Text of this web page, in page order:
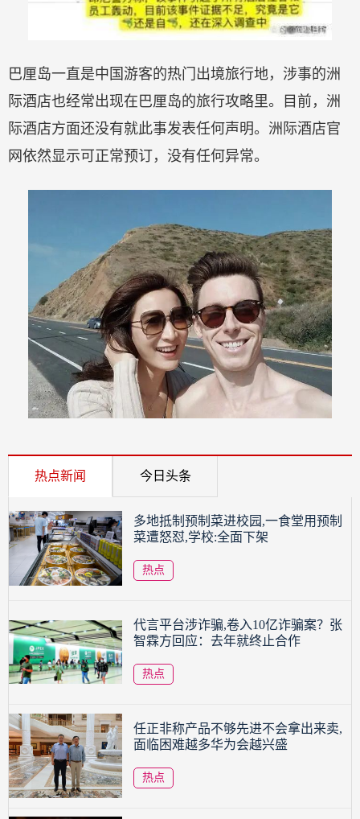
巴厘岛一直是中国游客的热门出境旅行地，涉事的洲
际酒店也经常出现在巴厘岛的旅行攻略里。目前，洲
际酒店方面还没有就此事发表任何声明。洲际酒店官
网依然显示可正常预订，没有任何异常。
热点新闻 今日头条
多地抵制预制菜进校园,一食堂用预制
菜遭怒怼,学校:全面下架
热点
代言平台涉诈骗,卷入10亿诈骗案？张
智霖方回应：去年就终止合作
热点
任正非称产品不够先进不会拿出来卖,
面临困难越多华为会越兴盛
热点